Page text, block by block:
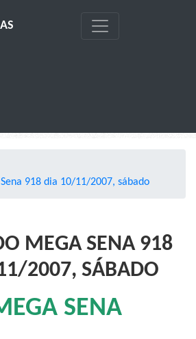
918 dia 10/11/2007, sábado
MEGA SENA 918
2007, SÁBADO
SENA